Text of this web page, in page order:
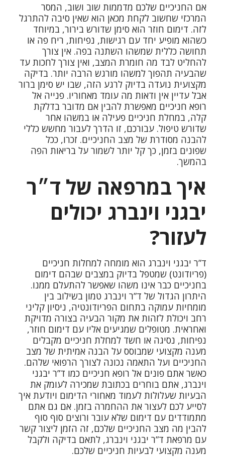
אם החניכיים שלכם מדממות שוב ושוב, המסר
המרכזי שחשוב לקחת מכאן הוא שאין סיבה להתרגל
לזה. דימום חוזר הוא סימן שדורש בירור, במיוחד
כשהוא מופיע יחד עם רגישות, נפיחות, ריח פה או
תחושה כללית שמשהו השתנה בפה. אין צורך
להחליט לבד מה חומרת המצב, ואין צורך לחכות עד
שהבעיה תהפוך למשהו מורגש הרבה יותר. בדיקה
מקצועית נועדה בדיוק לרגע הזה, שבו יש סימן ברור
אבל עדיין אין ודאות מה עומד מאחוריו. פנייה אל
רופא חניכיים מאפשרת להבין אם מדובר בדלקת
קלה, במחלת חניכיים פעילה או במשהו אחר
שדורש טיפול. עבורכם, זו הדרך לעבור מחשש כללי
להבנה מסודרת של מצב החניכיים. זכרו, ככל
שפונים בזמן, כך קל יותר לשמור על בריאות הפה
בהמשך.
איך במרפאה של ד״ר
יבגני וינברג יכולים
לעזור?
ד”ר יבגני וינברג הוא מומחה למחלות חניכיים
(פריודונט) שמטפל בדיוק במצבים שבהם דימום
בחניכיים כבר אינו משהו שאפשר להתעלם ממנו.
היתרון הגדול של ד”ר וינברג טמון בשילוב בין
מומחיות עמוקה בתחום הפריודונטיה, ניסיון קליני
רחב ויכולת לזהות את מקור הבעיה בצורה מדויקת
ואחראית. מטופלים שמגיעים אליו עם דימום חוזר,
נפיחות, נסיגה או חשד למחלת חניכיים מקבלים
מענה מקצועי שמבוסס על הבנה אמיתית של מצב
החניכיים ועל התאמה נכונה לצורך הרפואי שלהם.
כאשר אתם פונים אל רופא חניכיים כמו ד”ר יבגני
וינברג, אתם בוחרים בכתובת שמכירה לעומק את
הבעיות שעלולות לעמוד מאחורי הדימום ויודעת איך
לסייע לכם לעצור את ההחמרה בזמן. אם גם אתם
מתמודדים עם דימום שלא עובר ורוצים סוף סוף
להבין מה מצב החניכיים שלכם, זה הזמן ליצור קשר
עם מרפאת ד”ר יבגני וינברג, לתאם בדיקה ולקבל
מענה מקצועי לבעיות חניכיים שלכם.